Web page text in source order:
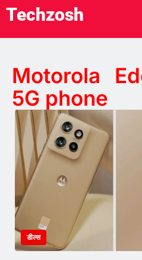
Techzosh
Motorola
5G phone
डील्स